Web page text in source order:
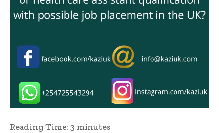
Reading Time: 3 minutes